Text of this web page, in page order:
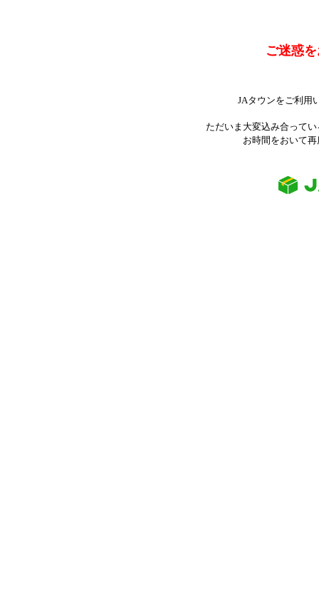
ご迷惑
JAタウンをご利用
ただいま大変込み合って
お時間をおいて